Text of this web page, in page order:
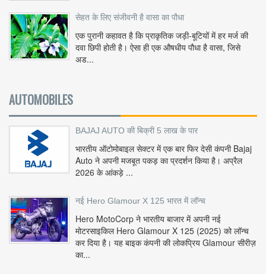
सेहत के लिए संजीवनी है वासा का पौधा
एक पुरानी कहावत है कि प्राकृतिक जड़ी-बूटियों में हर मर्ज की
दवा छिपी होती है। ऐसा ही एक औषधीय पौधा है वासा, जिसे
अड...
AUTOMOBILES
BAJAJ AUTO की बिक्री 5 लाख के पार
भारतीय ऑटोमोबाइल सेक्टर में एक बार फिर देसी कंपनी Bajaj
Auto ने अपनी मजबूत पकड़ का प्रदर्शन किया है। अप्रैल
2026 के आंकड़े ...
नई Hero Glamour X 125 भारत में लॉन्च
Hero MotoCorp ने भारतीय बाजार में अपनी नई
मोटरसाइकिल Hero Glamour X 125 (2025) को लॉन्च
कर दिया है। यह बाइक कंपनी की लोकप्रिय Glamour सीरीज़
का...